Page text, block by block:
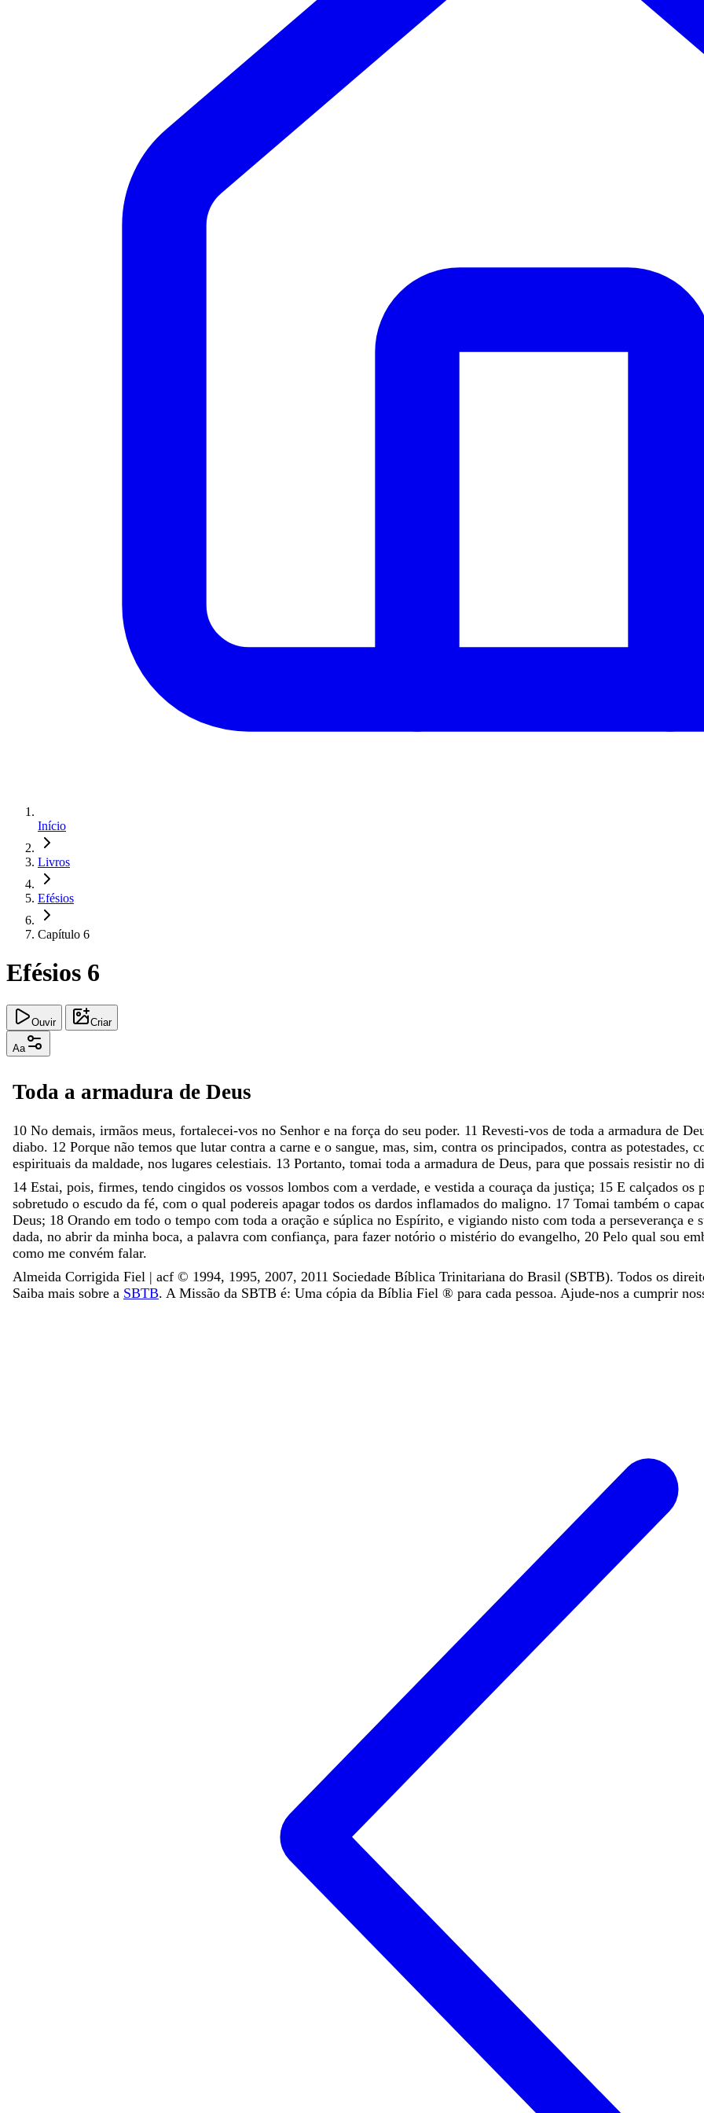
Início
Livros
Efésios
Capítulo 6
Efésios 6
Ouvir Criar
Aa
Toda a armadura de Deus
10 No demais, irmãos meus, fortalecei-vos no Senhor e na força do seu poder. 11 Revesti-vos de toda a armadura de
diabo. 12 Porque não temos que lutar contra a carne e o sangue, mas, sim, contra os principados, contra as potestades,
espirituais da maldade, nos lugares celestiais. 13 Portanto, tomai toda a armadura de Deus, para que possais resistir no
14 Estai, pois, firmes, tendo cingidos os vossos lombos com a verdade, e vestida a couraça da justiça; 15 E calçados os
sobretudo o escudo da fé, com o qual podereis apagar todos os dardos inflamados do maligno. 17 Tomai também o
Deus; 18 Orando em todo o tempo com toda a oração e súplica no Espírito, e vigiando nisto com toda a perseverança e
dada, no abrir da minha boca, a palavra com confiança, para fazer notório o mistério do evangelho, 20 Pelo qual sou
como me convém falar.
Almeida Corrigida Fiel | acf ©️ 1994, 1995, 2007, 2011 Sociedade Bíblica Trinitariana do Brasil (SBTB). Todos os
Saiba mais sobre a SBTB. A Missão da SBTB é: Uma cópia da Bíblia Fiel ®️ para cada pessoa. Ajude-nos a cumprir